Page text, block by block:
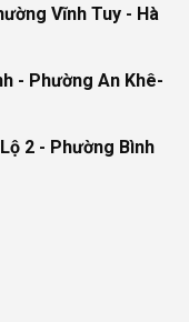
Vĩnh Tuy - Hà
- Phường An Khê-
2 - Phường Bình